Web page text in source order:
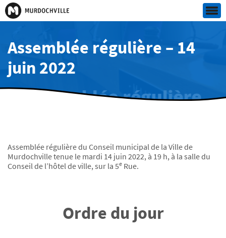
Assemblée régulière – 14
juin 2022
Assemblée régulière du Conseil municipal de la Ville de
Murdochville tenue le mardi 14 juin 2022, à 19 h, à la salle du
Conseil de l’hôtel de ville, sur la 5e Rue.
Ordre du jour